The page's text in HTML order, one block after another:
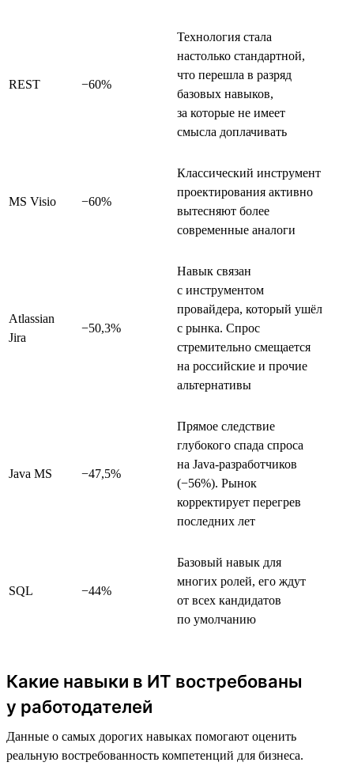
REST −60%
Технология стала
настолько стандартной,
что перешла в разряд
базовых навыков,
за которые не имеет
смысла доплачивать
MS Visio −60%
Классический инструмент
проектирования активно
вытесняют более
современные аналоги
Atlassian
Jira
−50,3%
Навык связан
с инструментом
провайдера, который ушёл
с рынка. Спрос
стремительно смещается
на российские и прочие
альтернативы
Java MS −47,5%
Прямое следствие
глубокого спада спроса
на Java-разработчиков
(−56%). Рынок
корректирует перегрев
последних лет
SQL −44%
Базовый навык для
многих ролей, его ждут
от всех кандидатов
по умолчанию
Какие навыки в ИТ востребованы
у работодателей
Данные о самых дорогих навыках помогают оценить
реальную востребованность компетенций для бизнеса.